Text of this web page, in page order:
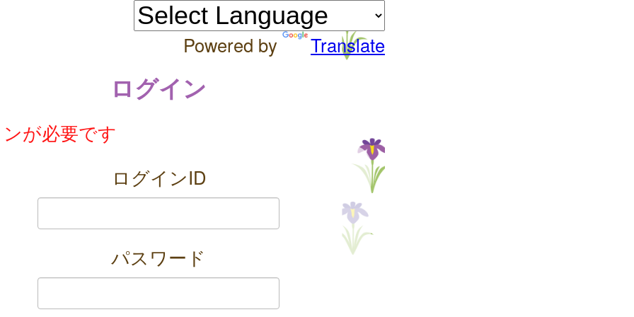
Powered by Translate
ログイン
が必要です
ログインID
パスワード